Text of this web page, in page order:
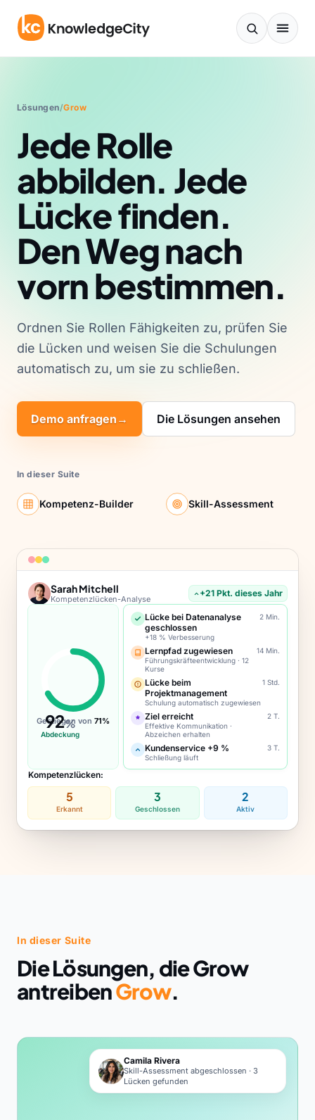
Lösungen/Grow
Jede Rolle
abbilden. Jede
Lücke finden.
Den Weg nach
vorn bestimmen.
Ordnen Sie Rollen Fähigkeiten zu, prüfen Sie
die Lücken und weisen Sie die Schulungen
automatisch zu, um sie zu schließen.
Demo anfragen → Die Lösungen ansehen
In dieser Suite
Kompetenz-Builder Skill-Assessment
Sarah Mitchell
Kompetenzlücken-Analyse
+21 Pkt. dieses Jahr
92%
Abdeckung
Gestiegen von 71%
Lücke bei Datenanalyse
geschlossen
+18 % Verbesserung
2 Min.
Lernpfad zugewiesen
Führungskräfteentwicklung · 12
Kurse
14 Min.
Lücke beim
Projektmanagement
Schulung automatisch zugewiesen
1 Std.
Ziel erreicht
Effektive Kommunikation ·
Abzeichen erhalten
2 T.
Kundenservice +9 %
Schließung läuft
3 T.
Kompetenzlücken:
5
Erkannt
3
Geschlossen
2
Aktiv
In dieser Suite
Die Lösungen, die Grow
antreibenGrow.
Camila Rivera
Skill-Assessment abgeschlossen · 3
Lücken gefunden